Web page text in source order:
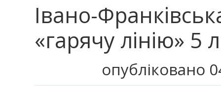
Івано-
«гарячу лінію» 5
опубліковано